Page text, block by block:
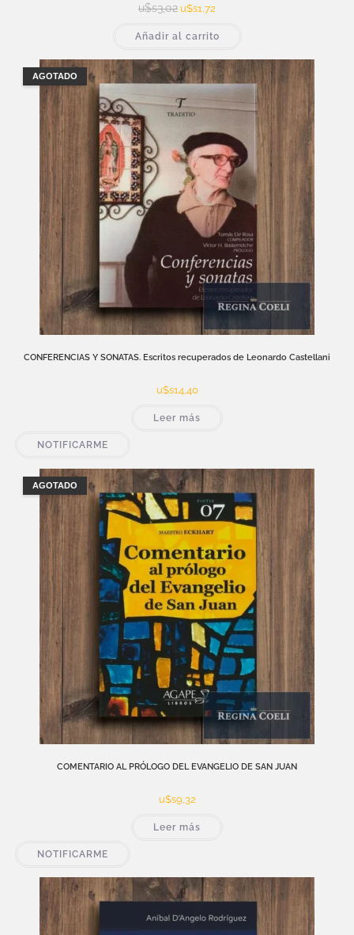
u$s3,02 u$s1,72
Añadir al carrito
AGOTADO
CONFERENCIAS Y SONATAS. Escritos recuperados de Leonardo Castellani
u$s14,40
Leer más
NOTIFICARME
AGOTADO
COMENTARIO AL PRÓLOGO DEL EVANGELIO DE SAN JUAN
u$s9,32
Leer más
NOTIFICARME